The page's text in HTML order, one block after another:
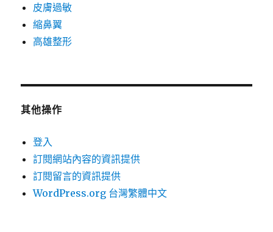
皮膚過敏
縮鼻翼
高雄整形
其他操作
登入
訂閱網站內容的資訊提供
訂閱留言的資訊提供
WordPress.org 台灣繁體中文